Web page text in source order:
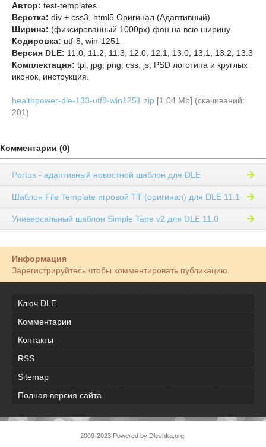
Автор: test-templates
Верстка: div + css3, html5 Оригинал (Адаптивный)
Ширина: (фиксированный 1000px) фон на всю ширину
Кодировка: utf-8, win-1251
Версия DLE: 11.0, 11.2, 11.3, 12.0, 12.1, 13.0, 13.1, 13.2, 13.3
Комплектация: tpl, jpg, png, css, js, PSD логотипа и круглых
иконок, инструкция.
healthpower-dle-133-utf8-win1251.zip [1.04 Mb] (cкачиваний:
201)
Комментарии (0)
Portus - адаптивный новостной шаблон для DLE
Шаблон File Template игровой TT (оригинал) для DLE 11.1
Универсальный шаблон Simple Tape v2 для DLE 11.0
Информация
Зарегистрируйтесь чтобы комментировать публикацию.
Ключ DLE
Комментарии
Контакты
RSS
Sitemap
Полная версия сайта
2009-2023 Powered by Dleshka.org.